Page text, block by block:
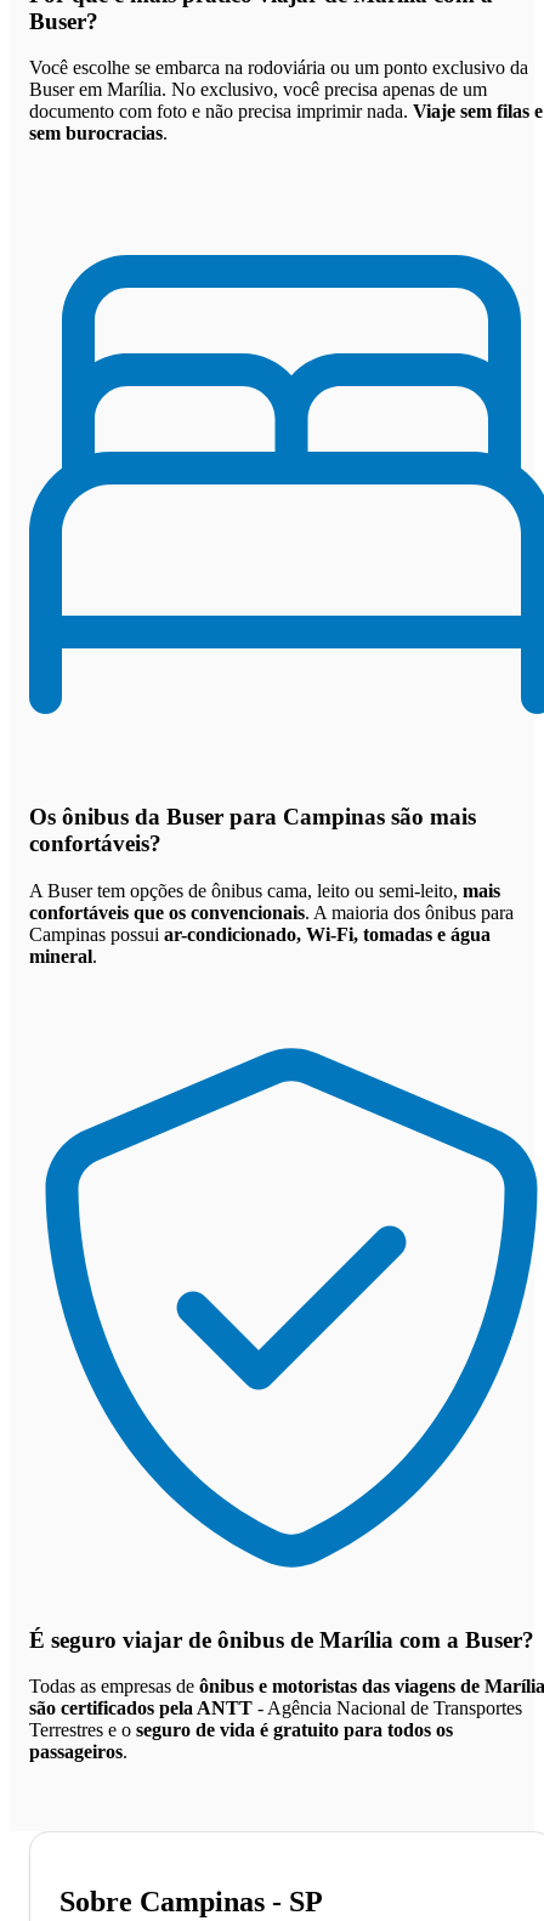
Buser?
Você escolhe se embarca na rodoviária ou um ponto exclusivo da
Buser em Marília. No exclusivo, você precisa apenas de um
documento com foto e não precisa imprimir nada. Viaje sem filas e
sem burocracias.
Os ônibus da Buser para Campinas são mais
confortáveis?
A Buser tem opções de ônibus cama, leito ou semi-leito, mais
confortáveis que os convencionais. A maioria dos ônibus para
Campinas possui ar-condicionado, Wi-Fi, tomadas e água
mineral.
É seguro viajar de ônibus de Marília com a Buser?
Todas as empresas de ônibus e motoristas das viagens de Marília
são certificados pela ANTT - Agência Nacional de Transportes
Terrestres e o seguro de vida é gratuito para todos os
passageiros.
Sobre Campinas - SP